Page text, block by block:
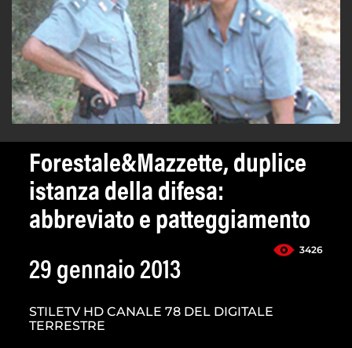
Forestale&Mazzette, duplice
istanza della difesa:
abbreviato e patteggiamento
3426
29 gennaio 2013
STILETV HD CANALE 78 DEL DIGITALE
TERRESTRE